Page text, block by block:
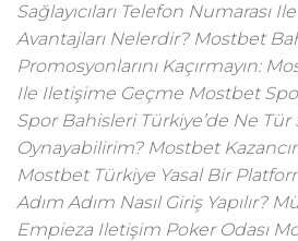
Sağlayıcıları Telefon Numarası Ile
Avantajları Nelerdir? Mostbet
Promosyonlarını Kaçırmayın:
Ile Iletişime Geçme Mostbet
Spor Bahisleri Türkiye’de Ne Tür
Oynayabilirim? Mostbet
Mostbet Türkiye Yasal Bir
Adım Adım Nasıl Giriş Yapılır?
Empieza Iletişim Poker Odası